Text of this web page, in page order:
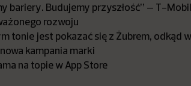
bariery. Budujemy przyszłość” – T-
rozwoju
tonie jest pokazać się z Żubrem, odkąd
kampania marki
na topie w App Store